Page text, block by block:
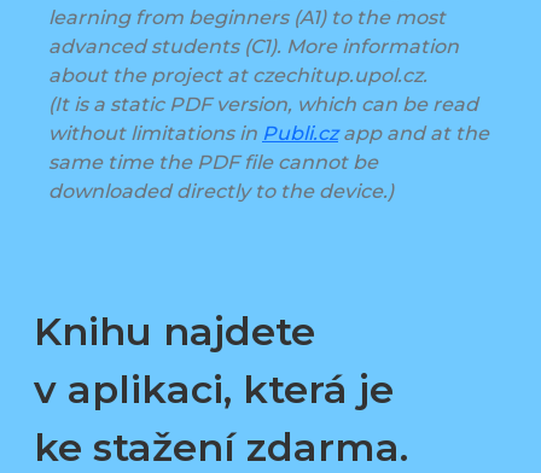
learning from beginners (A1) to the most
advanced students (C1). More information
about the project at czechitup.upol.cz.
(It is a static PDF version, which can be read
without limitations in Publi.czapp and at the
same time the PDF file cannot be
downloaded directly to the device.)
Knihu najdete
v aplikaci, která je
ke stažení zdarma.